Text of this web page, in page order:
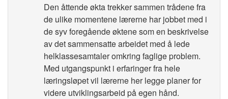
Den åttende økta trekker sammen trådene fra
de ulike momentene lærerne har jobbet med i
de syv foregående øktene som en beskrivelse
av det sammensatte arbeidet med å lede
helklassesamtaler omkring faglige problem.
Med utgangspunkt i erfaringer fra hele
læringsløpet vil lærerne her legge planer for
videre utviklingsarbeid på egen hånd.